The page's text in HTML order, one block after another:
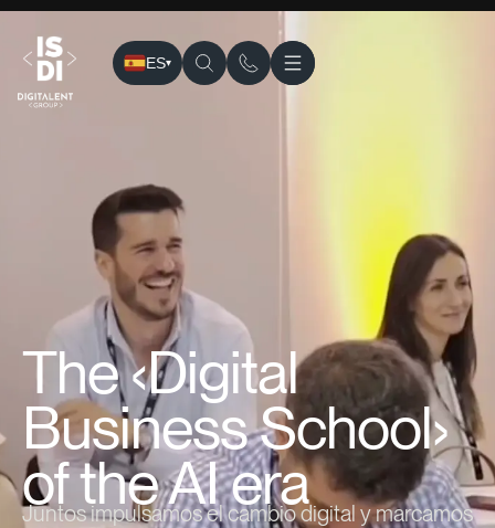
ES▾
The ‹Digital
Business School›
of the AI era
Juntos impulsamos el cambio digital y marcamos